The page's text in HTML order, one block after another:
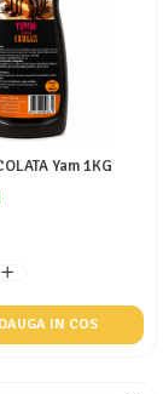
Topping CIOCOLATA Yam 1KG
IN COS